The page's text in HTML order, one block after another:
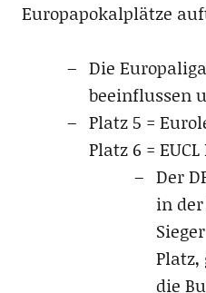
Europapokalplätze
Die
beeinflussen
Platz 5 =
Platz 6 =
Der
in
Platz,
die